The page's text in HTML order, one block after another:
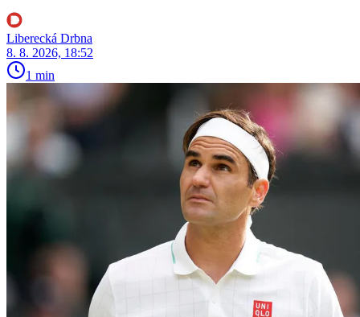
Liberecká Drbna
8. 8. 2026, 18:52
1 min